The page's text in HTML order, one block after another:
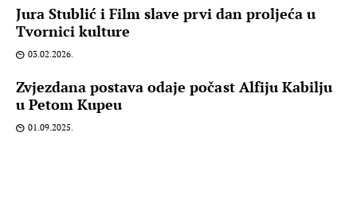
Jura Stublić i Film slave prvi dan proljeća u
Tvornici kulture
03.02.2026.
Zvjezdana postava odaje počast Alfiju Kabilju
u Petom Kupeu
01.09.2025.